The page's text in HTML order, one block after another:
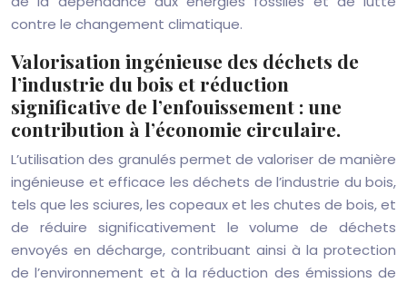
contre le changement climatique.
Valorisation ingénieuse des déchets de
l’industrie du bois et réduction
significative de l’enfouissement : une
contribution à l’économie circulaire.
L’utilisation des granulés permet de valoriser de manière
ingénieuse et efficace les déchets de l’industrie du bois,
tels que les sciures, les copeaux et les chutes de bois, et
de réduire significativement le volume de déchets
envoyés en décharge, contribuant ainsi à la protection
de l’environnement et à la réduction des émissions de